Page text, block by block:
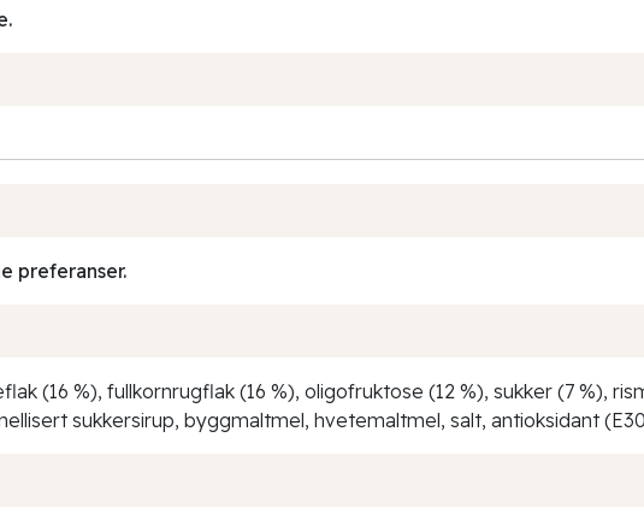
preferanser.
(16 %), fullkornrugflak (16 %), oligofruktose (12 %), sukker (7 %),
sukkersirup, byggmaltmel, hvetemaltmel, salt, antioksidant